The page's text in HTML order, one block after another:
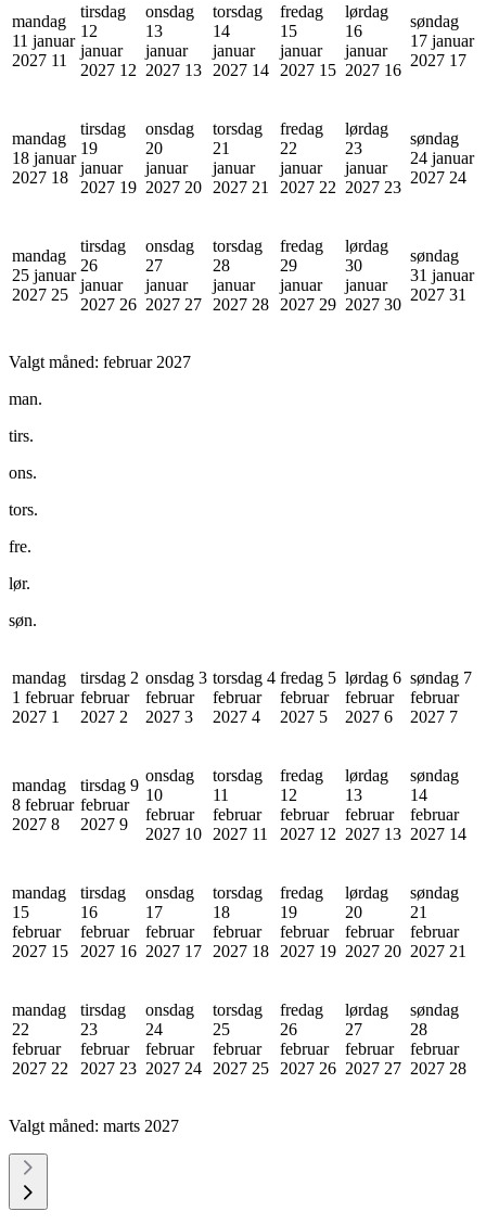
mandag
11 januar
2027 11
tirsdag
12
januar
2027 12
onsdag
13
januar
2027 13
torsdag
14
januar
2027 14
fredag
15
januar
2027 15
lørdag
16
januar
2027 16
søndag
17 januar
2027 17
mandag
18 januar
2027 18
tirsdag
19
januar
2027 19
onsdag
20
januar
2027 20
torsdag
21
januar
2027 21
fredag
22
januar
2027 22
lørdag
23
januar
2027 23
søndag
24 januar
2027 24
mandag
25 januar
2027 25
tirsdag
26
januar
2027 26
onsdag
27
januar
2027 27
torsdag
28
januar
2027 28
fredag
29
januar
2027 29
lørdag
30
januar
2027 30
søndag
31 januar
2027 31
Valgt måned: februar 2027
man.
tirs.
ons.
tors.
fre.
lør.
søn.
mandag
1 februar
2027 1
tirsdag 2
februar
2027 2
onsdag 3
februar
2027 3
torsdag 4
februar
2027 4
fredag 5
februar
2027 5
lørdag 6
februar
2027 6
søndag 7
februar
2027 7
mandag
8 februar
2027 8
tirsdag 9
februar
2027 9
onsdag
10
februar
2027 10
torsdag
11
februar
2027 11
fredag
12
februar
2027 12
lørdag
13
februar
2027 13
søndag
14
februar
2027 14
mandag
15
februar
2027 15
tirsdag
16
februar
2027 16
onsdag
17
februar
2027 17
torsdag
18
februar
2027 18
fredag
19
februar
2027 19
lørdag
20
februar
2027 20
søndag
21
februar
2027 21
mandag
22
februar
2027 22
tirsdag
23
februar
2027 23
onsdag
24
februar
2027 24
torsdag
25
februar
2027 25
fredag
26
februar
2027 26
lørdag
27
februar
2027 27
søndag
28
februar
2027 28
Valgt måned: marts 2027